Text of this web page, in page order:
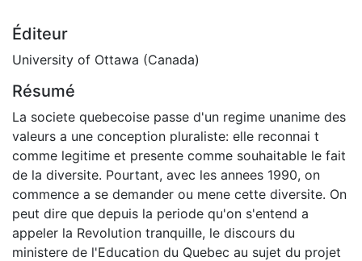
Éditeur
University of Ottawa (Canada)
Résumé
La societe quebecoise passe d'un regime unanime des
valeurs a une conception pluraliste: elle reconnai t
comme legitime et presente comme souhaitable le fait
de la diversite. Pourtant, avec les annees 1990, on
commence a se demander ou mene cette diversite. On
peut dire que depuis la periode qu'on s'entend a
appeler la Revolution tranquille, le discours du
ministere de l'Education du Quebec au sujet du projet